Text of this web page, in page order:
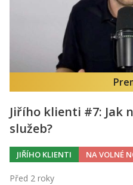
Obchodní podmínky
Hledaná fráze
Jiřího klienti #7: Jak
služeb?
JIŘÍHO KLIENTI NA VOLNÉ
Před 2 roky